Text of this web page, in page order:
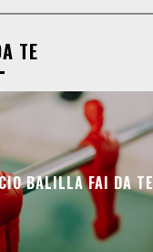
TE
BALILLA FAI DA TE